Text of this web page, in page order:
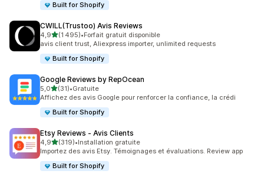
Built for Shopify
CWILL(Trustoo) Avis Reviews
4,9étoile(s) sur 5
(1 495)
1495 avis au total
•Forfait gratuit disponible
avis client trust, Aliexpress importer, unlimited requests
Built for Shopify
Google Reviews by RepOcean
5,0étoile(s) sur 5
(31)
31 avis au total
•Gratuite
Affichez des avis Google pour renforcer la confiance, la crédi
Built for Shopify
Etsy Reviews ‑ Avis Clients
4,9étoile(s) sur 5
(319)
319 avis au total
•Installation gratuite
Importez des avis Etsy. Témoignages et évaluations. Review app
Built for Shopify